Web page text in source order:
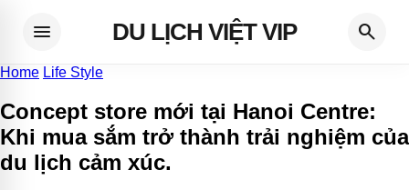
menu DU LỊCH VIỆT VIP search
Home Life Style
Concept store mới tại Hanoi Centre:
Khi mua sắm trở thành trải nghiệm của
du lịch cảm xúc.